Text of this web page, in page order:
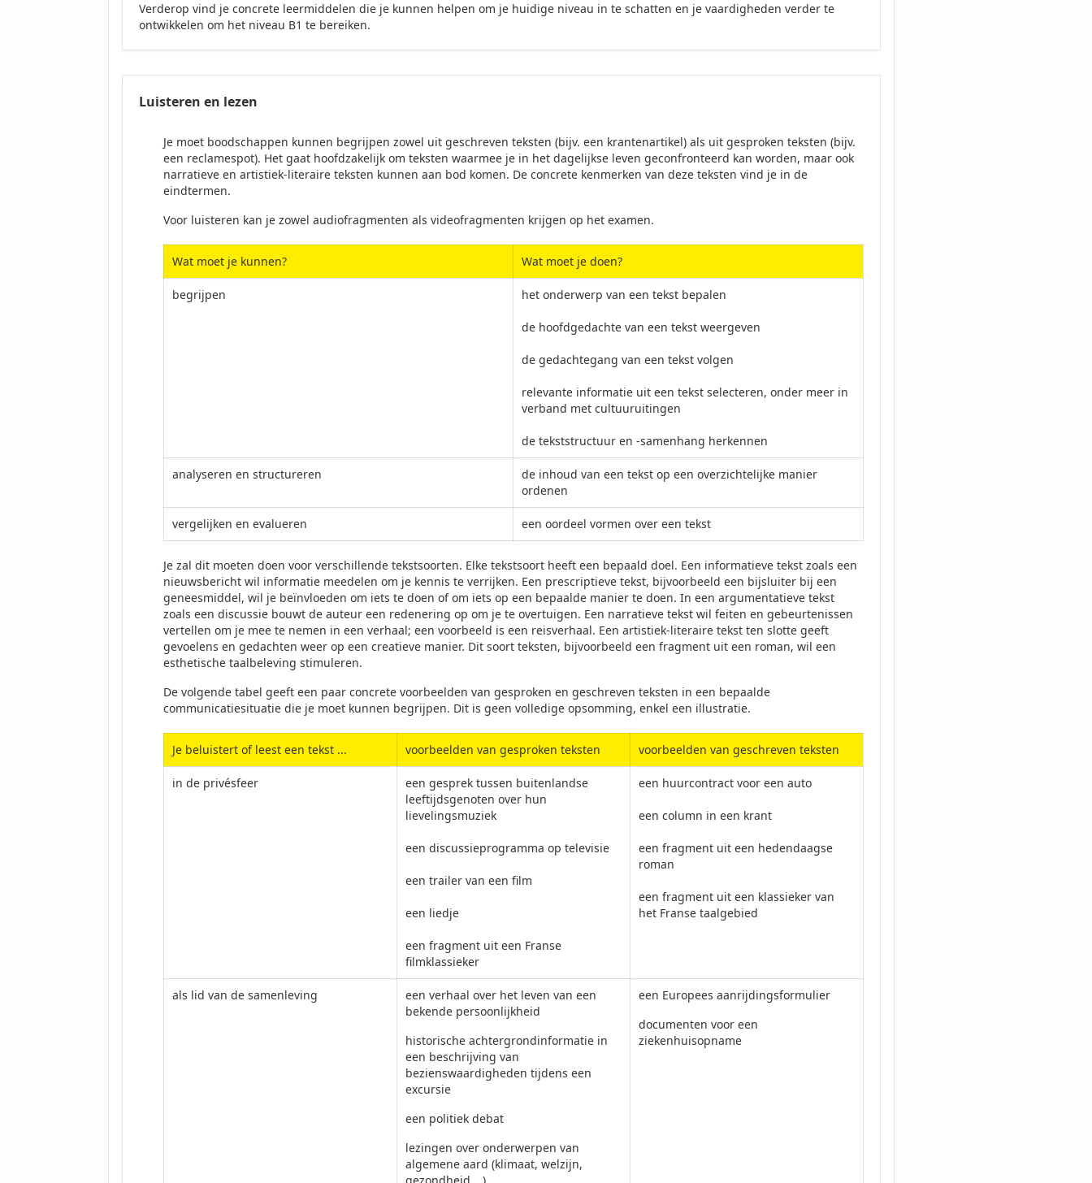
Verderop vind je concrete leermiddelen die je kunnen helpen om je huidige niveau in te schatten en je vaardigheden verder te
ontwikkelen om het niveau B1 te bereiken.
Luisteren en lezen
Je moet boodschappen kunnen begrijpen zowel uit geschreven teksten (bijv. een krantenartikel) als uit gesproken teksten (bijv.
een reclamespot). Het gaat hoofdzakelijk om teksten waarmee je in het dagelijkse leven geconfronteerd kan worden, maar ook
narratieve en artistiek-literaire teksten kunnen aan bod komen. De concrete kenmerken van deze teksten vind je in de
eindtermen.
Voor luisteren kan je zowel audiofragmenten als videofragmenten krijgen op het examen.
Wat moet je kunnen? Wat moet je doen?
begrijpen het onderwerp van een tekst bepalen
de hoofdgedachte van een tekst weergeven
de gedachtegang van een tekst volgen
relevante informatie uit een tekst selecteren, onder meer in
verband met cultuuruitingen
de tekststructuur en -samenhang herkennen
analyseren en structureren
de inhoud van een tekst op een overzichtelijke manier
ordenen
vergelijken en evalueren een oordeel vormen over een tekst
Je zal dit moeten doen voor verschillende tekstsoorten. Elke tekstsoort heeft een bepaald doel. Een informatieve tekst zoals een
nieuwsbericht wil informatie meedelen om je kennis te verrijken. Een prescriptieve tekst, bijvoorbeeld een bijsluiter bij een
geneesmiddel, wil je beïnvloeden om iets te doen of om iets op een bepaalde manier te doen. In een argumentatieve tekst
zoals een discussie bouwt de auteur een redenering op om je te overtuigen. Een narratieve tekst wil feiten en gebeurtenissen
vertellen om je mee te nemen in een verhaal; een voorbeeld is een reisverhaal. Een artistiek-literaire tekst ten slotte geeft
gevoelens en gedachten weer op een creatieve manier. Dit soort teksten, bijvoorbeeld een fragment uit een roman, wil een
esthetische taalbeleving stimuleren.
De volgende tabel geeft een paar concrete voorbeelden van gesproken en geschreven teksten in een bepaalde
communicatiesituatie die je moet kunnen begrijpen. Dit is geen volledige opsomming, enkel een illustratie.
Je beluistert of leest een tekst ... voorbeelden van gesproken teksten voorbeelden van geschreven teksten
in de privésfeer
een gesprek tussen buitenlandse
leeftijdsgenoten over hun
lievelingsmuziek
een discussieprogramma op televisie
een trailer van een film
een liedje
een fragment uit een Franse
filmklassieker
een huurcontract voor een auto
een column in een krant
een fragment uit een hedendaagse
roman
een fragment uit een klassieker van
het Franse taalgebied
als lid van de samenleving
een verhaal over het leven van een
bekende persoonlijkheid
historische achtergrondinformatie in
een beschrijving van
bezienswaardigheden tijdens een
excursie
een politiek debat
lezingen over onderwerpen van
algemene aard (klimaat, welzijn,
een Europees aanrijdingsformulier
documenten voor een
ziekenhuisopname